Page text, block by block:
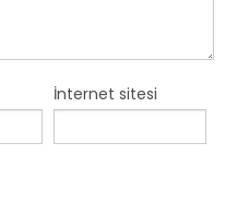
İnternet sitesi